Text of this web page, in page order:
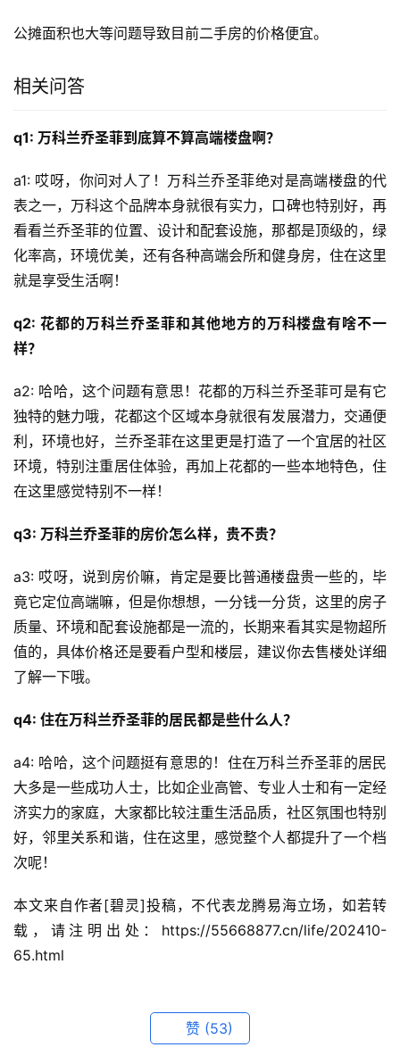
公摊面积也大等问题导致目前二手房的价格便宜。
相关问答
q1: 万科兰乔圣菲到底算不算高端楼盘啊？
a1: 哎呀，你问对人了！万科兰乔圣菲绝对是高端楼盘的代
表之一，万科这个品牌本身就很有实力，口碑也特别好，再
看看兰乔圣菲的位置、设计和配套设施，那都是顶级的，绿
化率高，环境优美，还有各种高端会所和健身房，住在这里
就是享受生活啊！
q2: 花都的万科兰乔圣菲和其他地方的万科楼盘有啥不一
样？
a2: 哈哈，这个问题有意思！花都的万科兰乔圣菲可是有它
独特的魅力哦，花都这个区域本身就很有发展潜力，交通便
利，环境也好，兰乔圣菲在这里更是打造了一个宜居的社区
环境，特别注重居住体验，再加上花都的一些本地特色，住
在这里感觉特别不一样！
q3: 万科兰乔圣菲的房价怎么样，贵不贵？
a3: 哎呀，说到房价嘛，肯定是要比普通楼盘贵一些的，毕
竟它定位高端嘛，但是你想想，一分钱一分货，这里的房子
质量、环境和配套设施都是一流的，长期来看其实是物超所
值的，具体价格还是要看户型和楼层，建议你去售楼处详细
了解一下哦。
q4: 住在万科兰乔圣菲的居民都是些什么人？
a4: 哈哈，这个问题挺有意思的！住在万科兰乔圣菲的居民
大多是一些成功人士，比如企业高管、专业人士和有一定经
济实力的家庭，大家都比较注重生活品质，社区氛围也特别
好，邻里关系和谐，住在这里，感觉整个人都提升了一个档
次呢！
本文来自作者[碧灵]投稿，不代表龙腾易海立场，如若转
载，请注明出处：https://55668877.cn/life/202410-
65.html
赞 (53)